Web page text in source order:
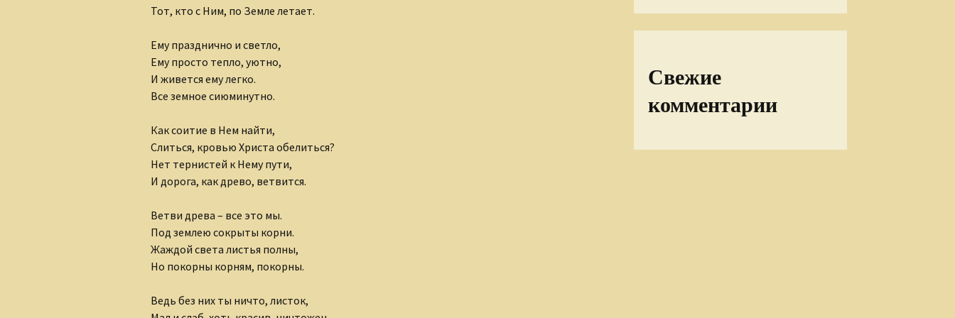
Ольга Горецкая
Светлана Зарубина
Сергей Ланевич
Сергей Тихомиров
София Давиташвили
Татьяна Ерошенко
Юлия Иванова
Тот, кто с Ним, по Земле летает.
Ему празднично и светло,
Ему просто тепло, уютно,
И живется ему легко.
Все земное сиюминутно.
Как соитие в Нем найти,
Слиться, кровью Христа обелиться?
Нет тернистей к Нему пути,
И дорога, как древо, ветвится.
Ветви древа – все это мы.
Под землею сокрыты корни.
Жаждой света листья полны,
Но покорны корням, покорны.
Ведь без них ты ничто, листок,
Свежие
комментарии